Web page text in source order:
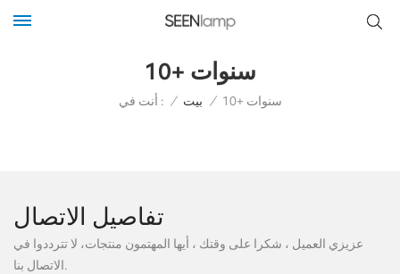
10+ سنوات
أنت في : / بيت / 10+ سنوات
تفاصيل الاتصال
عزيزي العميل ، شكرا على وقتك ، أيها المهتمون منتجات، لا تترددوا في
الاتصال بنا.